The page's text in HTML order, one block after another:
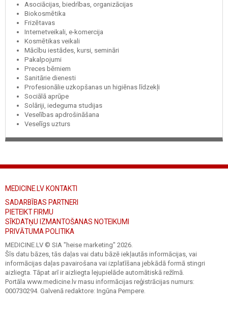
Asociācijas, biedrības, organizācijas
Biokosmētika
Frizētavas
Internetveikali, e-komercija
Kosmētikas veikali
Mācību iestādes, kursi, semināri
Pakalpojumi
Preces bērniem
Sanitārie dienesti
Profesionālie uzkopšanas un higiēnas līdzekļi
Sociālā aprūpe
Solāriji, iedeguma studijas
Veselības apdrošināšana
Veselīgs uzturs
MEDICINE.LV KONTAKTI
SADARBĪBAS PARTNERI
PIETEIKT FIRMU
SĪKDATŅU IZMANTOŠANAS NOTEIKUMI
PRIVĀTUMA POLITIKA
MEDICINE.LV © SIA "heise marketing" 2026.
Šīs datu bāzes, tās daļas vai datu bāzē iekļautās informācijas, vai
informācijas daļas pavairošana vai izplatīšana jebkādā formā stingri
aizliegta. Tāpat arī ir aizliegta lejupielāde automātiskā režīmā.
Portāla www.medicine.lv masu informācijas reģistrācijas numurs:
000730294. Galvenā redaktore: Ingūna Pempere.